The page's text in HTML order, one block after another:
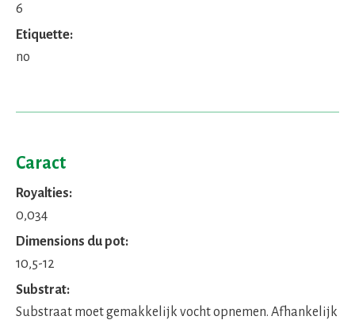
6
Etiquette:
no
Caract
Royalties:
0,034
Dimensions du pot:
10,5-12
Substrat:
Substraat moet gemakkelijk vocht opnemen. Afhankelijk